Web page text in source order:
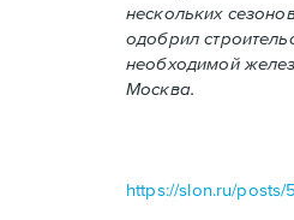
нескольких
одобрил
необходимой
Москва.
https://slon.ru/posts/